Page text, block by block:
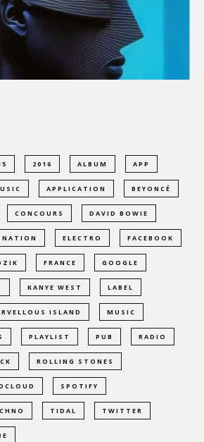
2016 ALBUM APP
APPLICATION BEYONCÉ
CONCOURS DAVID BOWIE
NATION ELECTRO FACEBOOK
FRANCE GOOGLE
KANYE WEST LABEL
ISLAND MUSIC
PLAYLIST PUB RADIO
ROLLING STONES
SPOTIFY
TIDAL TWITTER